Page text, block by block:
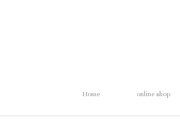
Home online shop